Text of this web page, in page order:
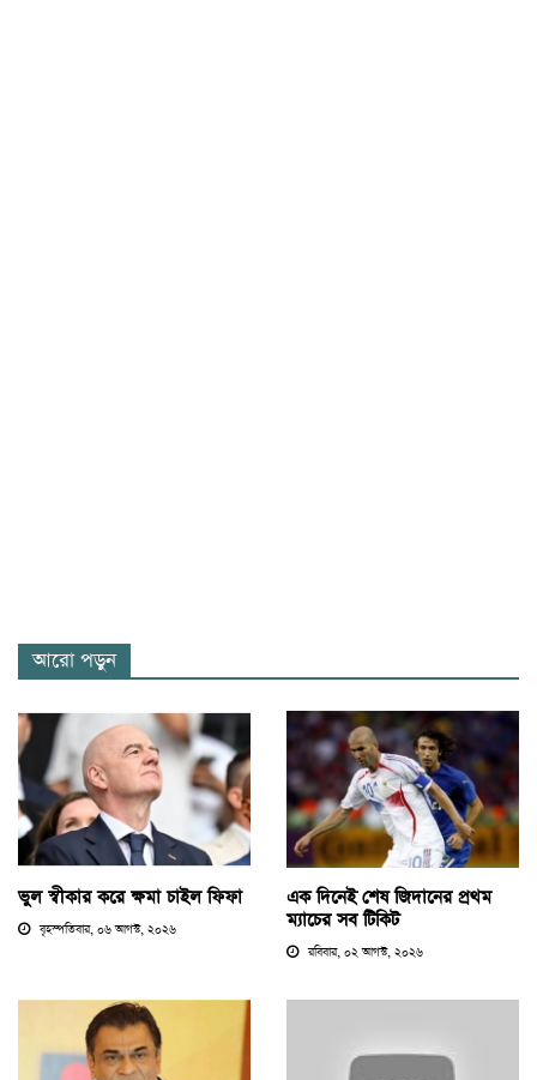
আরো পড়ুন
ভুল স্বীকার করে ক্ষমা চাইল ফিফা
বৃহস্পতিবার, ০৬ আগস্ট, ২০২৬
এক দিনেই শেষ জিদানের প্রথম
ম্যাচের সব টিকিট
রবিবার, ০২ আগস্ট, ২০২৬